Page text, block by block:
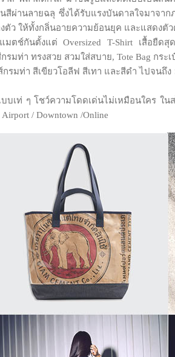
สีผ่านลายฉลุ ซึ่งได้รับแรงบันดาลใจมาจา
ว ให้ทั้งกลิ่นอายความย้อนยุค และแสดงตั
ตช์กันตั้งแต่ Oversized T-Shirt เสื้อยืดสุ
มท่า ทรงสวย สวมใส่สบาย, Tote Bag กร
กรมท่า สีเขียวโอลีฟ สีเทา และสีดำ ไปจนถึ
บเท่ ๆ โชว์ความโดดเด่นไม่เหมือนใคร
/ Downtown /Online